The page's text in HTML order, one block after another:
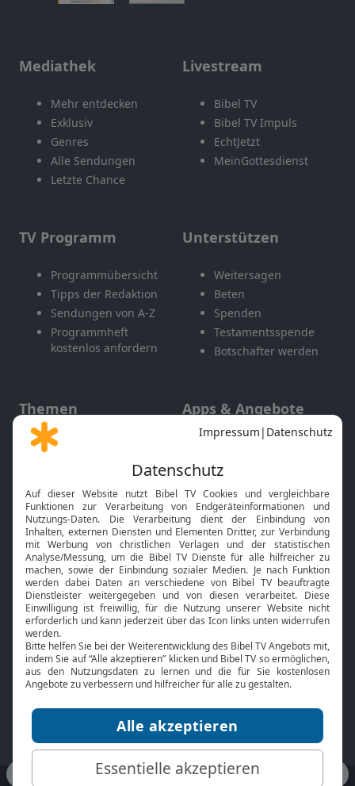
Mediathek
Mehr entdecken
Exklusiv
Genres
Alle Sendungen
Letzte Chance
Livestream
Bibel TV
Bibel TV Impuls
EchtJetzt
MeinGottesdienst
TV Programm
Programmübersicht
Tipps der Redaktion
Sendungen von A-Z
Programmheft
kostenlos anfordern
Unterstützen
Weitersagen
Beten
Spenden
Testamentsspende
Botschafter werden
Themen
Gott und Bibel erklärt
Neuigkeiten
Apps & Angebote
Mobile App
Smart TV
HbbTV
Bibelthek Online-Bibel
Nächster Gottesdienst
Bibel TV
Über uns
Jobs
Mediadaten
Service
Kontakt
TV-Empfang